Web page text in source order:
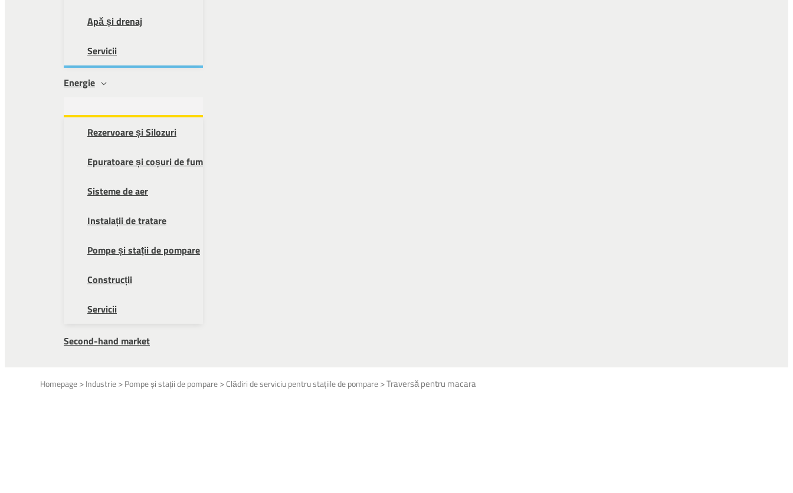
Apă și drenaj
Servicii
Energie
Rezervoare și Silozuri
Epuratoare și coșuri de fum
Sisteme de aer
Instalații de tratare
Pompe și stații de pompare
Construcții
Servicii
Second-hand market
Homepage > Industrie > Pompe și stații de pompare > Clădiri de serviciu pentru stațiile de pompare >Traversă pentru macara